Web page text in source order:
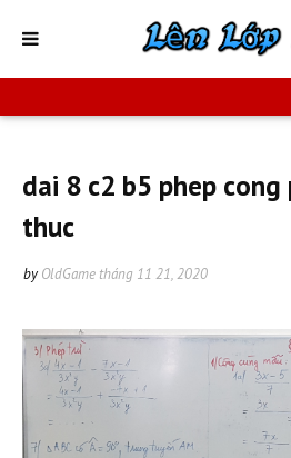
dai 8 c2 b5 phep
thuc
by OldGame tháng 11 21, 2020